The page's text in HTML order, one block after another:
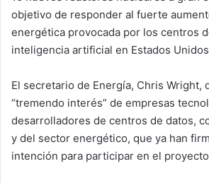
objetivo de responder al fuerte
energética provocada por los centros
inteligencia artificial en Estados
El secretario de Energía, Chris Wright,
“tremendo interés” de empresas
desarrolladores de centros de datos,
y del sector energético, que ya han
intención para participar en el